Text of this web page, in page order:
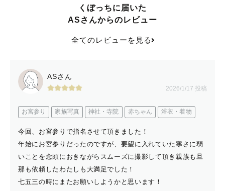
くぼっちに届いた
ASさんからのレビュー
全てのレビューを見る
ASさん
2026/1/17 投稿
お宮参り 家族写真 神社・寺院 赤ちゃん 浴衣・着物
今回、お宮参りで指名させて頂きました！
年始にお宮参りだったのですが、要望に入れていた寒さに弱
いことを念頭におきながらスムーズに撮影して頂き親族も旦
那も依頼したわたしも大満足でした！
七五三の時にまたお願いしようかと思います！